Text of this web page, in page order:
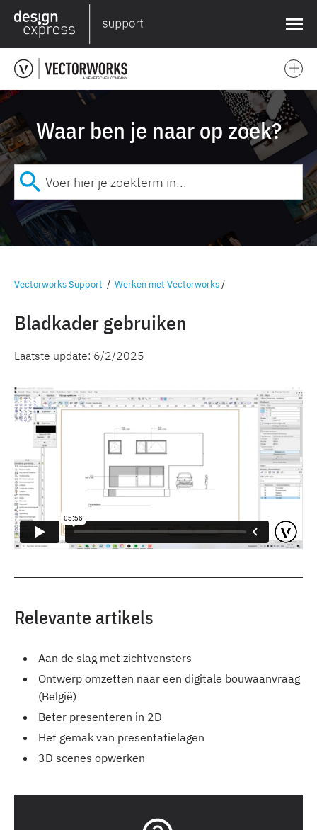
❌
Waar ben je naar op zoek?
Vectorworks Support / Werken met Vectorworks/
Bladkader gebruiken
Laatste update: 6/2/2025
Relevante artikels
Aan de slag met zichtvensters
Ontwerp omzetten naar een digitale bouwaanvraag
(België)
Beter presenteren in 2D
Het gemak van presentatielagen
3D scenes opwerken